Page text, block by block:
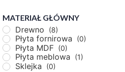
MATERIAŁ GŁÓWNY
Drewno (8)
Płyta fornirowa (0)
Płyta MDF (0)
Płyta meblowa (1)
Sklejka (0)